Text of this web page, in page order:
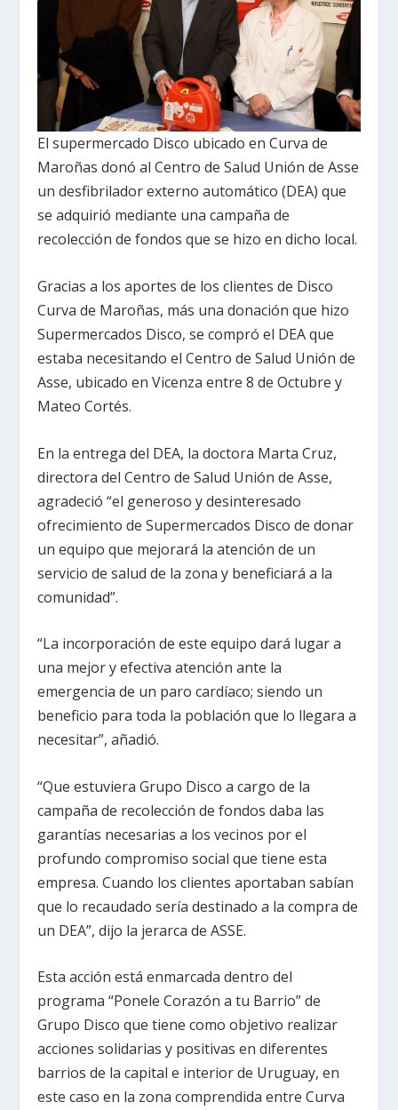
El supermercado Disco ubicado en Curva de
Maroñas donó al Centro de Salud Unión de Asse
un desfibrilador externo automático (DEA) que
se adquirió mediante una campaña de
recolección de fondos que se hizo en dicho local.
Gracias a los aportes de los clientes de Disco
Curva de Maroñas, más una donación que hizo
Supermercados Disco, se compró el DEA que
estaba necesitando el Centro de Salud Unión de
Asse, ubicado en Vicenza entre 8 de Octubre y
Mateo Cortés.
En la entrega del DEA, la doctora Marta Cruz,
directora del Centro de Salud Unión de Asse,
agradeció “el generoso y desinteresado
ofrecimiento de Supermercados Disco de donar
un equipo que mejorará la atención de un
servicio de salud de la zona y beneficiará a la
comunidad”.
“La incorporación de este equipo dará lugar a
una mejor y efectiva atención ante la
emergencia de un paro cardíaco; siendo un
beneficio para toda la población que lo llegara a
necesitar”, añadió.
“Que estuviera Grupo Disco a cargo de la
campaña de recolección de fondos daba las
garantías necesarias a los vecinos por el
profundo compromiso social que tiene esta
empresa. Cuando los clientes aportaban sabían
que lo recaudado sería destinado a la compra de
un DEA”, dijo la jerarca de ASSE.
Esta acción está enmarcada dentro del
programa “Ponele Corazón a tu Barrio” de
Grupo Disco que tiene como objetivo realizar
acciones solidarias y positivas en diferentes
barrios de la capital e interior de Uruguay, en
este caso en la zona comprendida entre Curva